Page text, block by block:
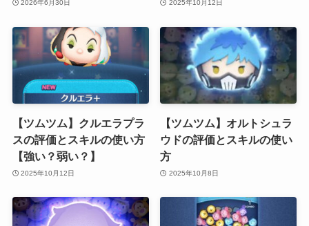
2026年6月30日 2025年10月12日
【ツムツム】クルエラプラ
スの評価とスキルの使い方
【強い？弱い？】
2025年10月12日
【ツムツム】オルトシュラ
ウドの評価とスキルの使い
方
2025年10月8日